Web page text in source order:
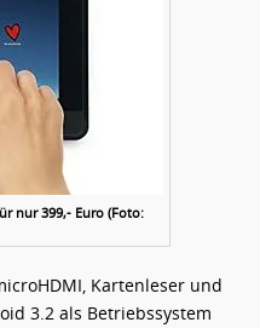
nur 399,- Euro (Foto:
Kartenleser und
3.2 als Betriebssystem